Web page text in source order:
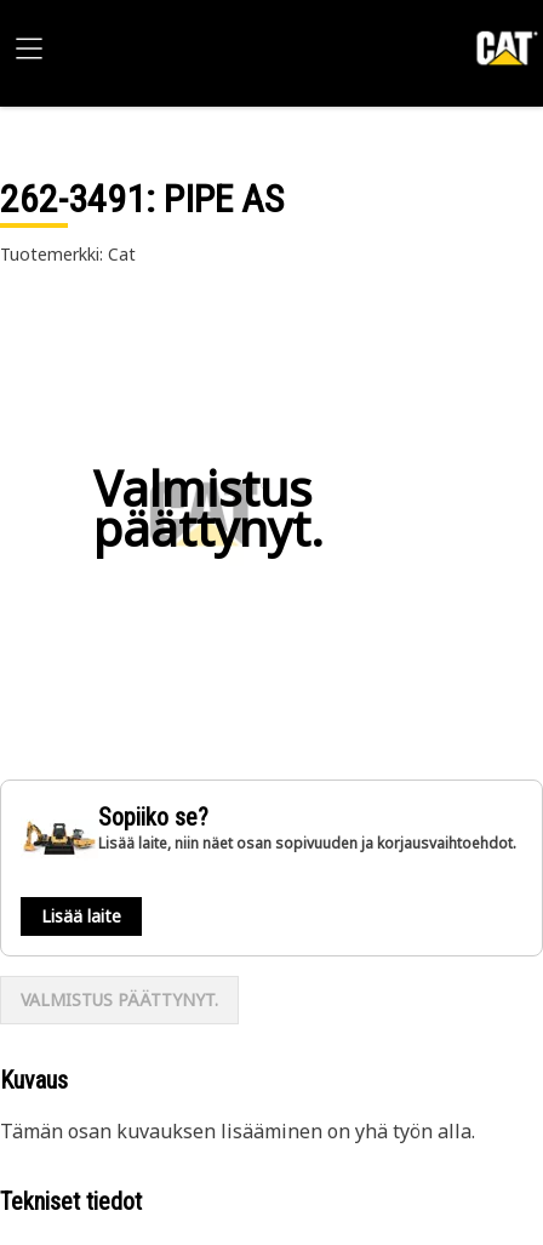
262-3491: PIPE AS
Tuotemerkki: Cat
Valmistus
päättynyt.
Sopiiko se?
Lisää laite, niin näet osan sopivuuden ja korjausvaihtoehdot.
Lisää laite
VALMISTUS PÄÄTTYNYT.
Kuvaus
Tämän osan kuvauksen lisääminen on yhä työn alla.
Tekniset tiedot